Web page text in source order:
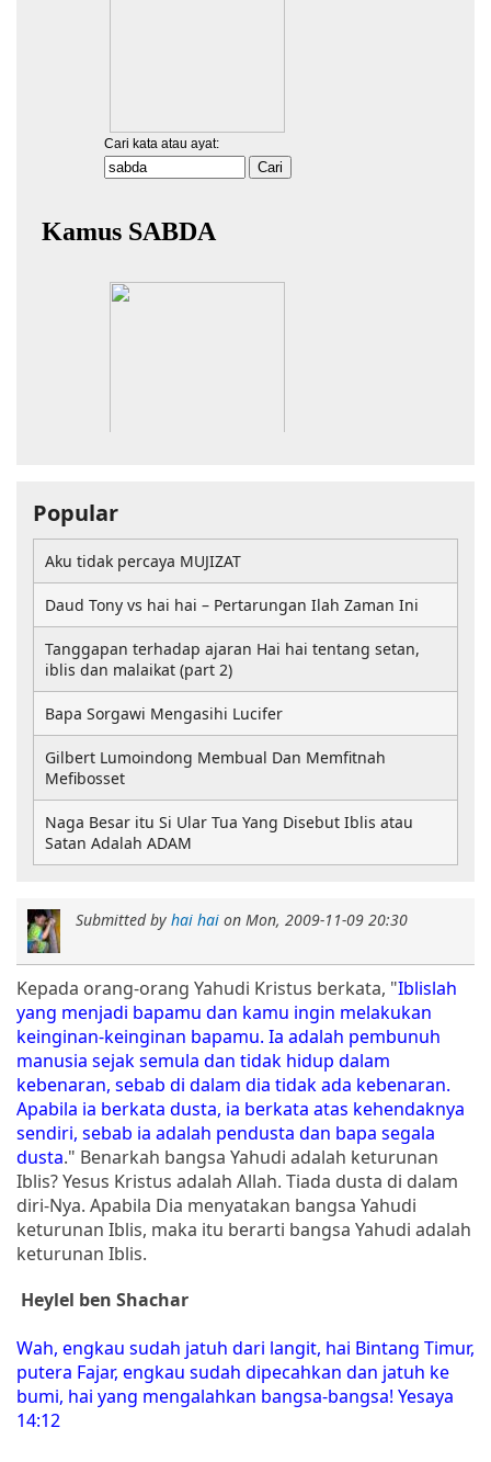
Submitted by hai hai on Mon, 2009-11-09 20:30
Kepada orang-orang Yahudi Kristus berkata, "Iblislah
yang menjadi bapamu dan kamu ingin melakukan
keinginan-keinginan bapamu. Ia adalah pembunuh
manusia sejak semula dan tidak hidup dalam
kebenaran, sebab di dalam dia tidak ada kebenaran.
Apabila ia berkata dusta, ia berkata atas kehendaknya
sendiri, sebab ia adalah pendusta dan bapa segala
dusta." Benarkah bangsa Yahudi adalah keturunan
Iblis? Yesus Kristus adalah Allah. Tiada dusta di dalam
diri-Nya. Apabila Dia menyatakan bangsa Yahudi
keturunan Iblis, maka itu berarti bangsa Yahudi adalah
keturunan Iblis.
Heylel ben Shachar
Wah, engkau sudah jatuh dari langit, hai Bintang Timur,
putera Fajar, engkau sudah dipecahkan dan jatuh ke
bumi, hai yang mengalahkan bangsa-bangsa! Yesaya
14:12
Popular
Aku tidak percaya MUJIZAT
Daud Tony vs hai hai – Pertarungan Ilah Zaman Ini
Tanggapan terhadap ajaran Hai hai tentang setan,
iblis dan malaikat (part 2)
Bapa Sorgawi Mengasihi Lucifer
Gilbert Lumoindong Membual Dan Memfitnah
Mefibosset
Naga Besar itu Si Ular Tua Yang Disebut Iblis atau
Satan Adalah ADAM